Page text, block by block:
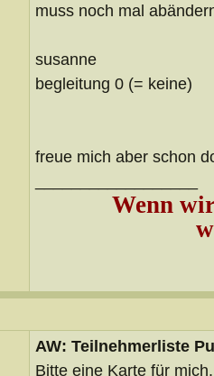
muss noch mal
susanne
begleitung 0 (= keine)
freue mich aber schon
Wenn
AW: Teilnehmerliste
Bitte eine Karte für